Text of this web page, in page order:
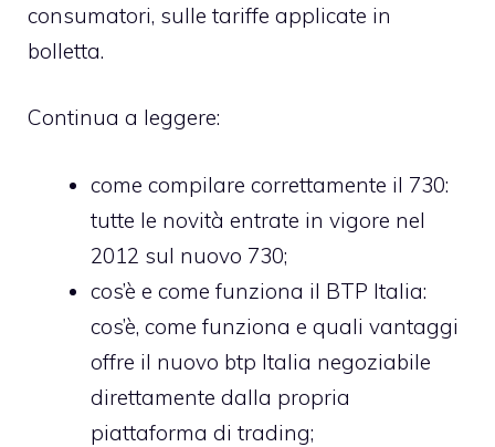
consumatori, sulle tariffe applicate in
bolletta.
Continua a leggere:
come compilare correttamente il 730:
tutte le novità entrate in vigore nel
2012 sul nuovo 730;
cos’è e come funziona il BTP Italia:
cos’è, come funziona e quali vantaggi
offre il nuovo btp Italia negoziabile
direttamente dalla propria
piattaforma di trading;